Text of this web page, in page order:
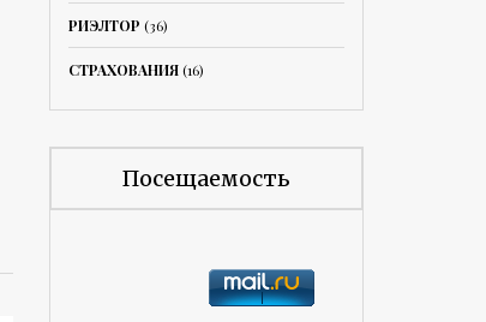
РИЭЛТОР (36)
СТРАХОВАНИЯ(16)
Посещаемость